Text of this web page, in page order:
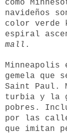
como
navideños
color verde
espiral
mall .
Minneapolis
gemela que
Saint Paul.
turbia y la
pobres.
por las
que imitan